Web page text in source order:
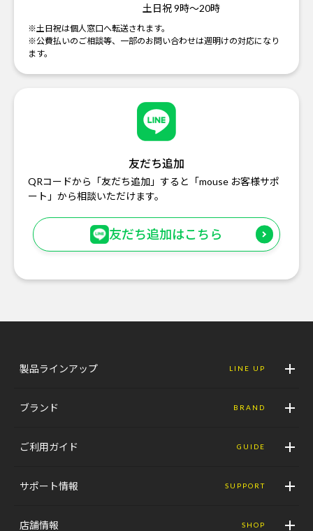
土日祝 9時～20時
※土日祝は個人窓口へ転送されます。
※公費払いのご相談等、一部のお問い合わせは週明けの対応になり
ます。
友だち追加
QRコードから「友だち追加」すると「mouse お客様サポ
ート」から相談いただけます。
友だち追加はこちら
製品ラインアップ LINE UP
ブランド BRAND
ご利用ガイド GUIDE
サポート情報 SUPPORT
店舗情報 SHOP